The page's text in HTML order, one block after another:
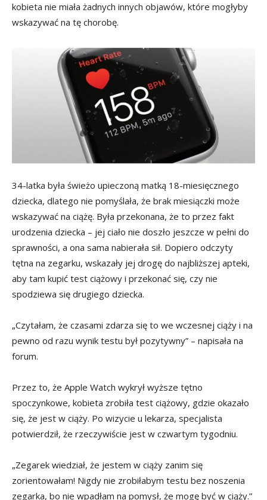
kobieta nie miała żadnych innych objawów, które mogłyby
wskazywać na tę chorobę.
34-latka była świeżo upieczoną matką 18-miesięcznego
dziecka, dlatego nie pomyślała, że brak miesiączki może
wskazywać na ciążę. Była przekonana, że to przez fakt
urodzenia dziecka – jej ciało nie doszło jeszcze w pełni do
sprawności, a ona sama nabierała sił. Dopiero odczyty
tętna na zegarku, wskazały jej drogę do najbliższej apteki,
aby tam kupić test ciążowy i przekonać się, czy nie
spodziewa się drugiego dziecka.
„Czytałam, że czasami zdarza się to we wczesnej ciąży i na
pewno od razu wynik testu był pozytywny” – napisała na
forum.
Przez to, że Apple Watch wykrył wyższe tętno
spoczynkowe, kobieta zrobiła test ciążowy, gdzie okazało
się, że jest w ciąży. Po wizycie u lekarza, specjalista
potwierdził, że rzeczywiście jest w czwartym tygodniu.
„Zegarek wiedział, że jestem w ciąży zanim się
zorientowałam! Nigdy nie zrobiłabym testu bez noszenia
zegarka, bo nie wpadłam na pomysł, że mogę być w ciąży.”